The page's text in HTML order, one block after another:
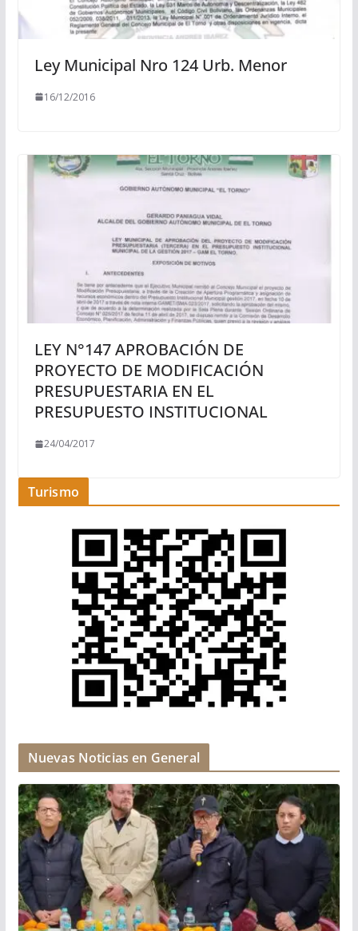
Ley Municipal Nro 124 Urb. Menor
16/12/2016
LEY N°147 APROBACIÓN DE
PROYECTO DE MODIFICACIÓN
PRESUPUESTARIA EN EL
PRESUPUESTO INSTITUCIONAL
24/04/2017
Turismo
Nuevas Noticias en General